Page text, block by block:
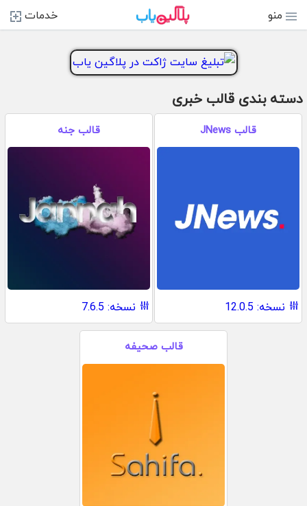
منو خدمات
دسته بندی قالب خبری
قالب JNews
نسخه: 12.0.5
قالب جنه
نسخه: 7.6.5
قالب صحیفه